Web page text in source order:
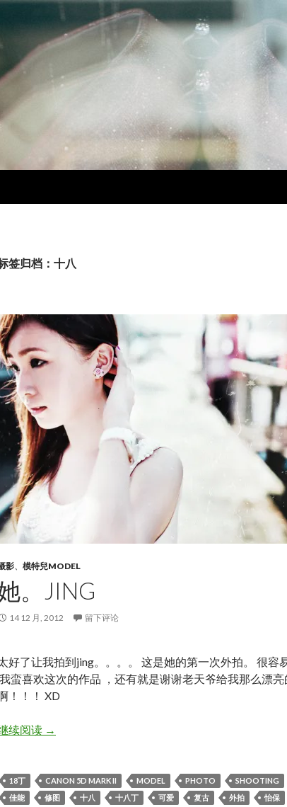
签归档：十八
影、 模特兒MODEL
。JING
14 12 月, 2012 留下评论
好了让我拍到jing。。。。 这是她的第一次外拍。 很容
我蛮喜欢这次的作品 ，还有就是谢谢老天爷给我那么漂
！！！ XD
续阅读她。JING
→
18丁 CANON 5D MARK II MODEL PHOTO SHOOTING
佳能
修图 十八 十八丁 可爱 复古 外拍 怡保